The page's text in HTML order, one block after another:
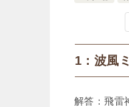
1：波風
解答：飛雷